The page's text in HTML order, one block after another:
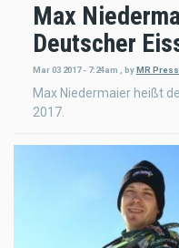
Max
Deutscher
Mar 03 2017 - 7:24am , by MR
Max Niedermaier heißt
2017.